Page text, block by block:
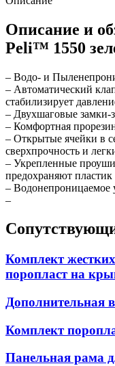
Описание и
Peli™ 1550
– Водо- и
– Автоматический
стабилизирует
– Двухшаговые замки-
– Комфортная
– Открытые ячейки в
сверхпрочность и
– Укрепленные
предохраняют пластик
– Водонепроницаемое
–
Комплект
поропласт на
Дополнительная
Комплект
Панельная рама